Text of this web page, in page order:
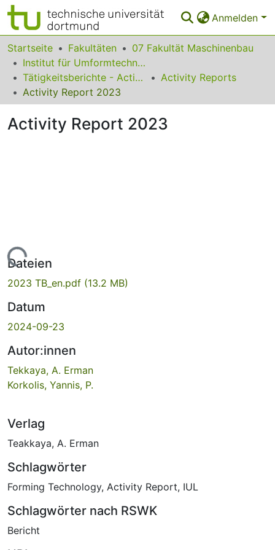
Anmelden
Bereiche & Sammlungen
Das gesamte Repositorium
Statistiken
FAQ
Startseite Fakultäten
07 Fakultät Maschinenbau
Institut für Umformtechnik und Leichtbau
Tätigkeitsberichte - Activity Reports
Activity Reports
Activity Report 2023
Activity Report 2023
Lade...
Dateien
2023 TB_en.pdf (13.2 MB)
Datum
2024-09-23
Autor:innen
Tekkaya, A. Erman
Korkolis, Yannis, P.
Verlag
Teakkaya, A. Erman
Schlagwörter
Forming Technology, Activity Report, IUL
Schlagwörter nach RSWK
Bericht